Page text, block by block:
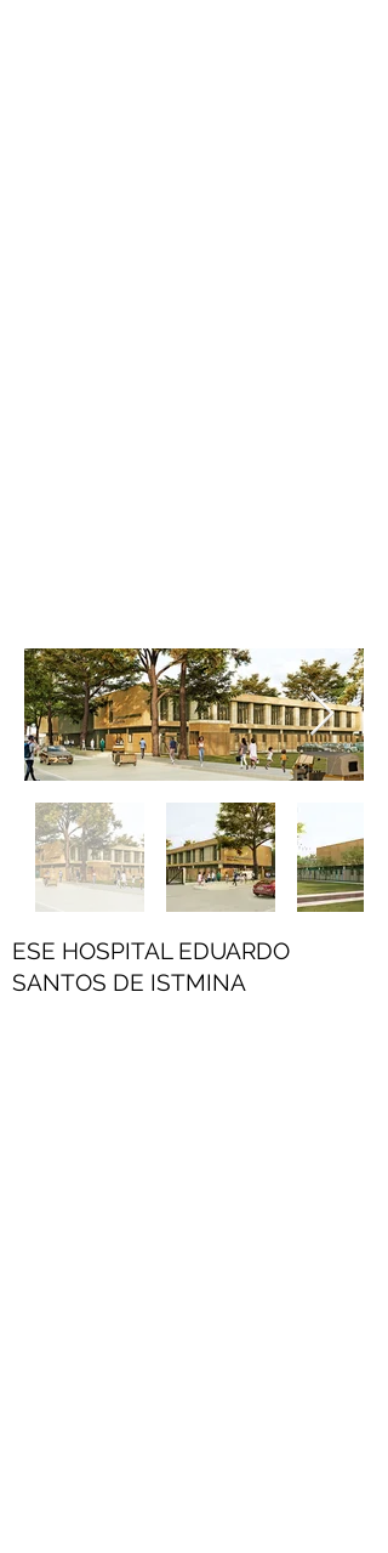
ESE HOSPITAL EDUARDO
SANTOS DE ISTMINA